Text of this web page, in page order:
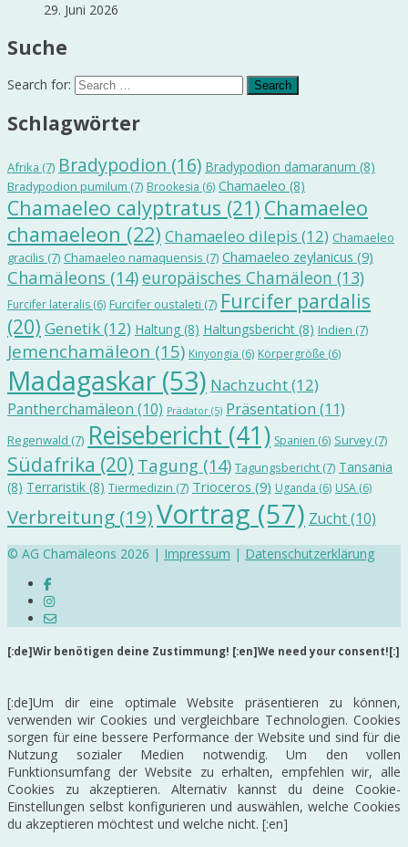
29. Juni 2026
Suche
Search for:
Schlagwörter
Afrika (7) Bradypodion (16) Bradypodion damaranum (8)
Bradypodion pumilum (7) Brookesia (6) Chamaeleo (8)
Chamaeleo calyptratus (21) Chamaeleo
chamaeleon (22) Chamaeleo dilepis (12) Chamaeleo
gracilis (7) Chamaeleo namaquensis (7) Chamaeleo zeylanicus (9)
Chamäleons (14)europäisches Chamäleon (13)
Furcifer lateralis (6) Furcifer oustaleti (7) Furcifer pardalis
(20) Genetik(12) Haltung (8) Haltungsbericht (8) Indien (7)
Jemenchamäleon (15) Kinyongia (6) Körpergröße (6)
Madagaskar (53) Nachzucht(12)
Pantherchamäleon (10) Prädator (5) Präsentation (11)
Regenwald (7) Reisebericht (41) Spanien (6) Survey(7)
Südafrika (20) Tagung (14) Tagungsbericht (7) Tansania
(8) Terraristik (8) Tiermedizin (7) Trioceros (9) Uganda (6) USA (6)
Verbreitung (19)Vortrag (57) Zucht(10)
© AG Chamäleons 2026 | Impressum | Datenschutzerklärung
[:de]Wir benötigen deine Zustimmung! [:en]We need your consent![:]
[:de]Um dir eine optimale Website präsentieren zu können,
verwenden wir Cookies und vergleichbare Technologien. Cookies
sorgen für eine bessere Performance der Website und sind für die
Nutzung sozialer Medien notwendig. Um den vollen
Funktionsumfang der Website zu erhalten, empfehlen wir, alle
Cookies zu akzeptieren. Alternativ kannst du deine Cookie-
Einstellungen selbst konfigurieren und auswählen, welche Cookies
du akzeptieren möchtest und welche nicht. [:en]